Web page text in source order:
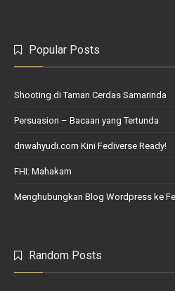
Popular Posts
Shooting di Taman Cerdas Samarinda
Persuasion – Bacaan yang Tertunda
dnwahyudi.com Kini Fediverse Ready!
FHI: Mahakam
Menghubungkan Blog Wordpress ke
Random Posts